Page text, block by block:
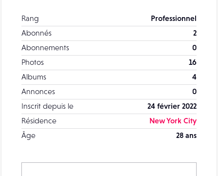
Rang
Professionnel
Abonnés
2
Abonnements
0
Photos
16
Albums
4
Annonces
0
Inscrit depuis le
24 février 2022
Résidence
New York City
Âge
28 ans